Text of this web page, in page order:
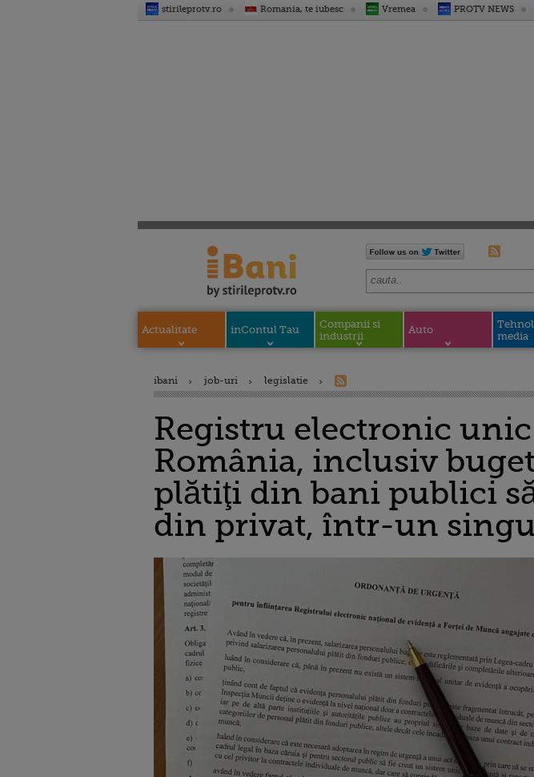
stirileprotv.ro Romania, te iubesc Vremea PROTV NEWS
Actualitate inContul Tau
Companii si
industrii
Auto
media
ibani job-uri legislatie
Registru electronic
România, inclusiv
plătiţi din bani publici
din privat, într-un